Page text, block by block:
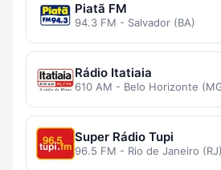
Piatã FM
94.3 FM - Salvador (BA)
Rádio Itatiaia
610 AM - Belo Horizonte
Super Rádio Tupi
96.5 FM - Rio de Janeiro (RJ)